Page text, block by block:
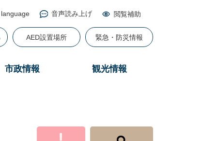
音声読み上げ 閲覧補助
AED設置場所 緊急・防災情報
市政情報 観光情報